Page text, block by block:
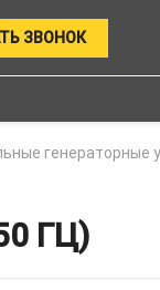
ЗВОНОК
генераторные
ГЦ)